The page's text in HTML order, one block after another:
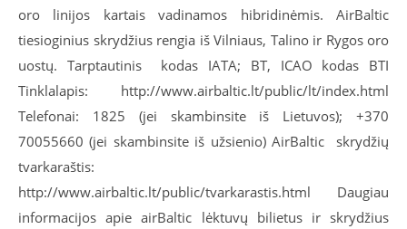
oro linijos kartais vadinamos hibridinėmis. AirBaltic
tiesioginius skrydžius rengia iš Vilniaus, Talino ir Rygos oro
uostų. Tarptautinis kodas IATA; BT, ICAO kodas BTI
Tinklalapis: http://www.airbaltic.lt/public/lt/index.html
Telefonai: 1825 (jei skambinsite iš Lietuvos); +370
70055660 (jei skambinsite iš užsienio) AirBaltic skrydžių
tvarkaraštis:
http://www.airbaltic.lt/public/tvarkarastis.html Daugiau
informacijos apie airBaltic lėktuvų bilietus ir skrydžius